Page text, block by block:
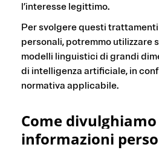
l’interesse legittimo.
Per svolgere questi
personali, potremmo utilizzare
modelli linguistici di grandi
di intelligenza artificiale, in
normativa applicabile.
Come
informazioni